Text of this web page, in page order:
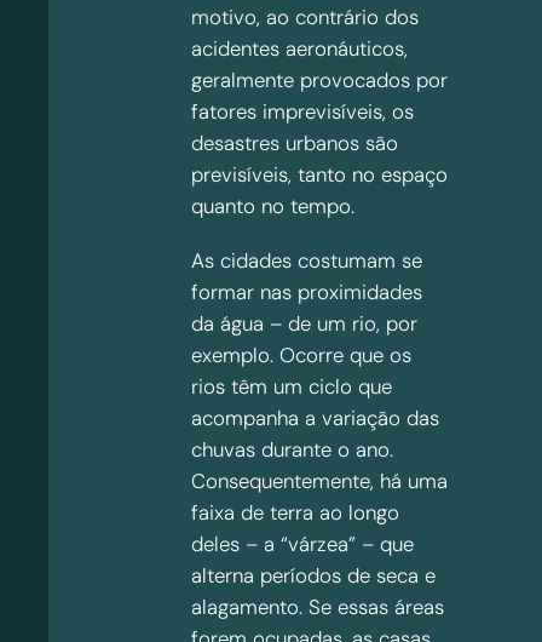
motivo, ao contrário dos
acidentes aeronáuticos,
geralmente provocados por
fatores imprevisíveis, os
desastres urbanos são
previsíveis, tanto no espaço
quanto no tempo.
As cidades costumam se
formar nas proximidades
da água – de um rio, por
exemplo. Ocorre que os
rios têm um ciclo que
acompanha a variação das
chuvas durante o ano.
Consequentemente, há uma
faixa de terra ao longo
deles – a “várzea” – que
alterna períodos de seca e
alagamento. Se essas áreas